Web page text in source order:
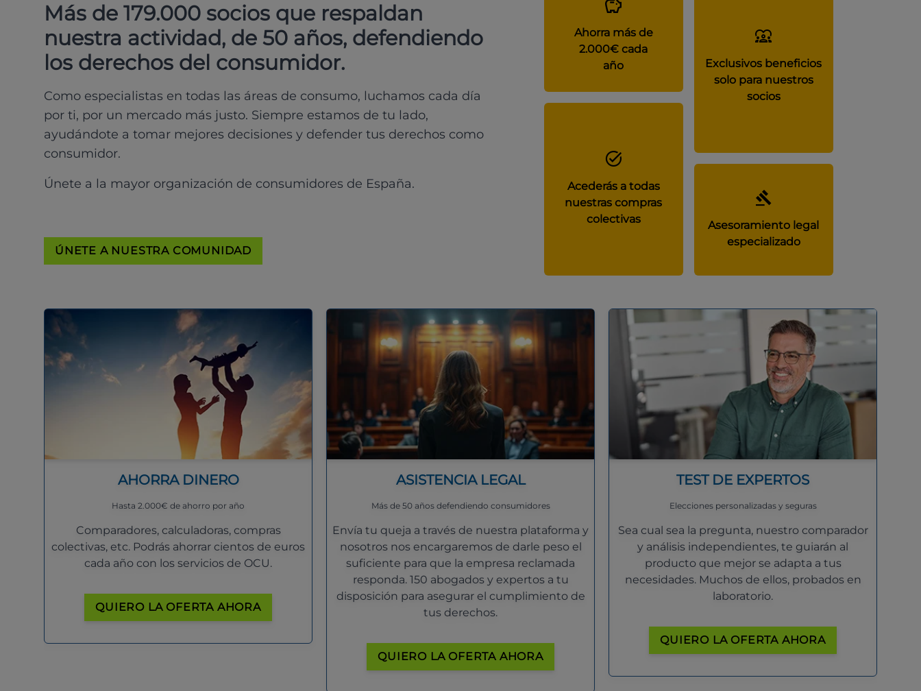
Más de 179.000 socios que respaldan
nuestra actividad, de 50 años, defendiendo
los derechos del consumidor.
Como especialistas en todas las áreas de consumo, luchamos cada día
por ti, por un mercado más justo. Siempre estamos de tu lado,
ayudándote a tomar mejores decisiones y defender tus derechos como
consumidor.
Únete a la mayor organización de consumidores de España.
ÚNETE A NUESTRA COMUNIDAD
Ahorra más de
2.000€ cada
año
Exclusivos beneficios
solo para nuestros
socios
Acederás a todas
nuestras compras
colectivas
Asesoramiento legal
especializado
AHORRA DINERO
Hasta 2.000€ de ahorro por año
Comparadores, calculadoras, compras
colectivas, etc. Podrás ahorrar cientos de euros
cada año con los servicios de OCU.
QUIERO LA OFERTA AHORA
ASISTENCIA LEGAL
Más de 50 años defendiendo consumidores
Envía tu queja a través de nuestra plataforma y
nosotros nos encargaremos de darle peso el
suficiente para que la empresa reclamada
responda. 150 abogados y expertos a tu
disposición para asegurar el cumplimiento de
tus derechos.
QUIERO LA OFERTA AHORA
TEST DE EXPERTOS
Elecciones personalizadas y seguras
Sea cual sea la pregunta, nuestro comparador
y análisis independientes, te guiarán al
producto que mejor se adapta a tus
necesidades. Muchos de ellos, probados en
laboratorio.
QUIERO LA OFERTA AHORA